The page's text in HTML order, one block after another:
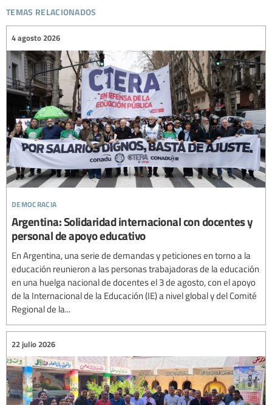
temas relacionados
democracia
4 agosto 2026
Argentina: Solidaridad internacional con docentes y
personal de apoyo educativo
En Argentina, una serie de demandas y peticiones en torno a la
educación reunieron a las personas trabajadoras de la educación
en una huelga nacional de docentes el 3 de agosto, con el apoyo
de la Internacional de la Educación (IE) a nivel global y del Comité
Regional de la...
22 julio 2026